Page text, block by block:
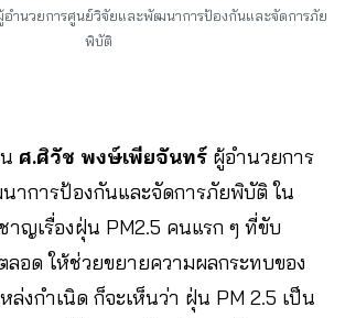
อำนวยการศูนย์วิจัยและพัฒนาการป้องกันและจัดการภัย
พิบัติ
ศ.ศิวัช พงษ์เพียจันทร์ ผู้อำนวยการ
าการป้องกันและจัดการภัยพิบัติ ใน
าญเรื่องฝุ่น PM2.5 คนแรก ๆ ที่ขับ
ลอด ให้ช่วยขยายความผลกระทบของ
งกำเนิด ก็จะเห็นว่า ฝุ่น PM 2.5 เป็น